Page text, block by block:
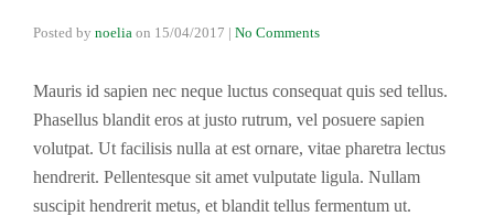
Posted by noelia on 15/04/2017 | No Comments
Mauris id sapien nec neque luctus consequat quis sed tellus.
Phasellus blandit eros at justo rutrum, vel posuere sapien
volutpat. Ut facilisis nulla at est ornare, vitae pharetra lectus
hendrerit. Pellentesque sit amet vulputate ligula. Nullam
suscipit hendrerit metus, et blandit tellus fermentum ut.